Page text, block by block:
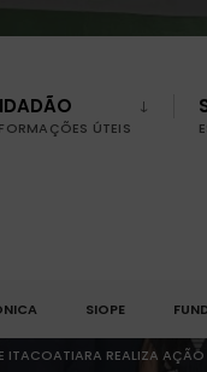
ÚTEIS
SIOPE
ITACOATIARA REALIZA